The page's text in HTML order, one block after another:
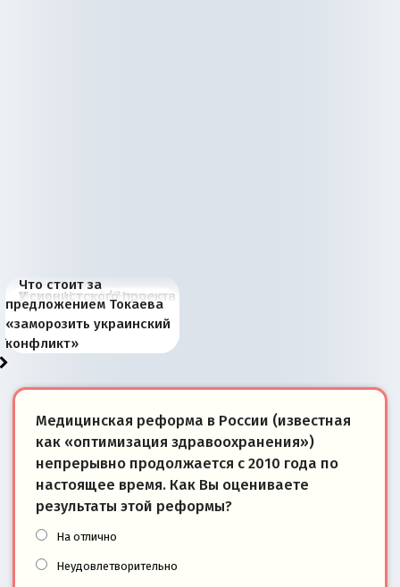
В России назрели
перемены: 15 шагов к
суверенной экономике
Миграционный пожар
Европы
Россия начинает
сбрасывать балласт
Анкориджа
Россия зимой 1904
года: первые уступки во
внутренней политике
Русская нация вчера и
сегодня
Почему правый крах в
Варшаве не поможет её
отношениям с Россией?
Место Науру / Науэро в
современной истории
Южной Осетии
У сионистского проекта
появилось украинское
измерение
Что стоит за
предложением Токаева
«заморозить украинский
конфликт»
Медицинская реформа в России (известная
как «оптимизация здравоохранения»)
непрерывно продолжается с 2010 года по
настоящее время. Как Вы оцениваете
результаты этой реформы?
На отлично
Неудовлетворительно